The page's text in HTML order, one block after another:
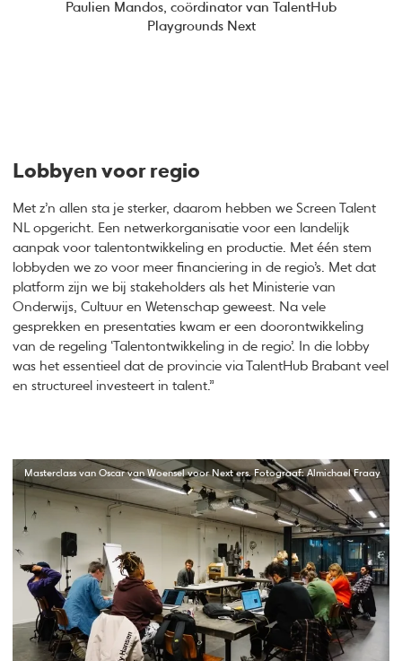
Paulien Mandos, coördinator van TalentHub
Playgrounds Next
Lobbyen voor regio
Met z’n allen sta je sterker, daarom hebben we Screen Talent
NL opgericht. Een netwerkorganisatie voor een landelijk
aanpak voor talentontwikkeling en productie. Met één stem
lobbyden we zo voor meer financiering in de regio’s. Met dat
platform zijn we bij stakeholders als het Ministerie van
Onderwijs, Cultuur en Wetenschap geweest. Na vele
gesprekken en presentaties kwam er een doorontwikkeling
van de regeling ‘Talentontwikkeling in de regio’. In die lobby
was het essentieel dat de provincie via TalentHub Brabant veel
en structureel investeert in talent.”
Masterclass van Oscar van Woensel voor Next ers. Fotograaf: Almichael Fraay